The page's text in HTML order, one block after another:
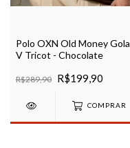
Polo OXN Old Money Gola
V Tricot - Chocolate
R$289,90 R$199,90
COMPRAR